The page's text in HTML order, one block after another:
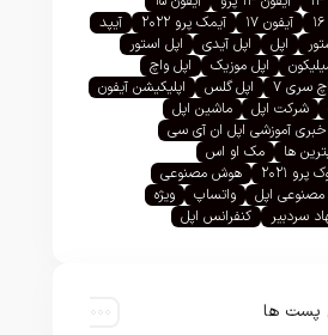
آیفون ۱۷ آیمک پرو ۲۰۲۲
آیپد
اپل اپل آیدی
اپل استور
اپل موزیک
اپل واچ
سری ۷
اپل گلس
اپلیکیشن آیفون
شرکت اپل
ماشین اپل
آموزشی اپل ان آی سی
ها
مک او اس
۲۰۲۱
هوش مصنوعی
اپل
واتساپ
ویژه
سردبیر
کنفرانس اپل
پست ها